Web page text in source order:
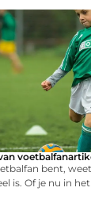
bent,
is. Of je nu in